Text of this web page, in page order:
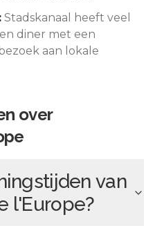
Stadskanaal
heeft veel
diner met een
aan lokale
over
van
l'Europe?